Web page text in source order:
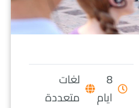
8
ايام
لغات
متعددة